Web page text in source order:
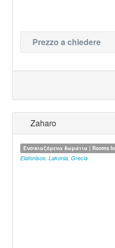
Prezzo a chiedere
Zaharo
Ενοικιαζόμενα δωμάτια | Rooms
Elafonisos, Lakonia, Grecia